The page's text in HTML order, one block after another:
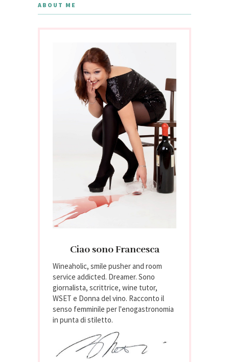
ABOUT ME
Ciao sono Francesca
Wineaholic, smile pusher and room
service addicted. Dreamer. Sono
giornalista, scrittrice, wine tutor,
WSET e Donna del vino. Racconto il
senso femminile per l'enogastronomia
in punta di stiletto.